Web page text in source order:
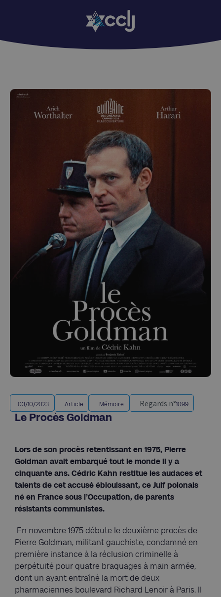
03/10/2023 Article Mémoire Regards n°1099
Le Procès Goldman
Lors de son procès retentissant en 1975, Pierre
Goldman avait embarqué tout le monde il y a
cinquante ans. Cédric Kahn restitue les audaces et
talents de cet accusé éblouissant, ce Juif polonais
né en France sous l’Occupation, de parents
résistants communistes.
En novembre 1975 débute le deuxième procès de
Pierre Goldman, militant gauchiste, condamné en
première instance à la réclusion criminelle à
perpétuité pour quatre braquages à main armée,
dont un ayant entraîné la mort de deux
pharmaciennes boulevard Richard Lenoir à Paris. Il